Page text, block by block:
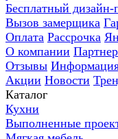
Бесплатный дизайн-
Вызов замерщика
Оплата Рассрочка
О компании
Отзывы
Акции Новости
Каталог
Кухни
Выполненные